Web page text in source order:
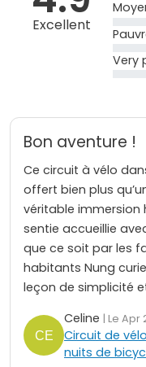
Excellent
Very
Bon aventure !
Ce circuit à vélo
offert bien plus
véritable immersion
sentie accueillie
que ce soit par les
habitants Nung
leçon de simplicité
Celine | Le Apr
Circuit de
nuits de